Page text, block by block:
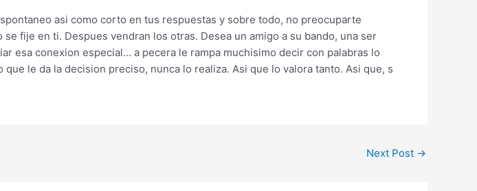
asi­ como corto en tus respuestas y sobre todo, no preocuparte
fije en ti. Despues vendran los otras. Desea un amigo a su bando, una ser
esa conexion especial… a pecera le rampa muchisimo decir con palabras lo
le da la decision preciso, nunca lo realiza. Asi que lo valora tanto. Asi que, s
Next Post →